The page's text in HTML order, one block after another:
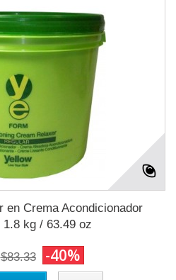
en Crema Acondicionador
1.8 kg / 63.49 oz
$83.33 -40%